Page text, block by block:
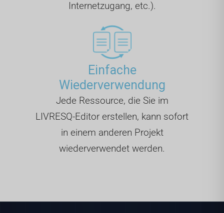
Internetzugang, etc.).
Einfache
Wiederverwendung
Jede Ressource, die Sie im
LIVRESQ-Editor erstellen, kann sofort
in einem anderen Projekt
wiederverwendet werden.